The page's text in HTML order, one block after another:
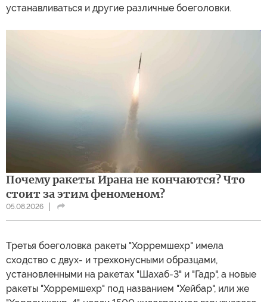
устанавливаться и другие различные боеголовки.
Почему ракеты Ирана не кончаются? Что
стоит за этим феноменом?
05.08.2026
Третья боеголовка ракеты "Хорремшехр" имела
сходство с двух- и трехконусными образцами,
установленными на ракетах "Шахаб-3" и "Гадр", а новые
ракеты "Хорремшехр" под названием "Хейбар", или же